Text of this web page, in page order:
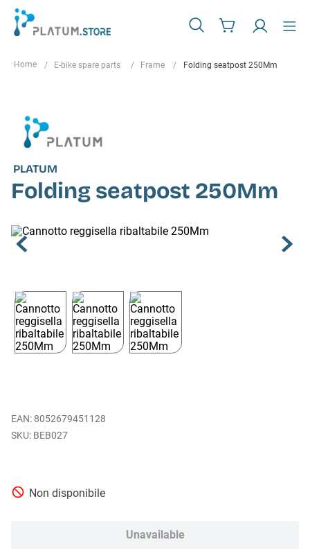
E-bike spare parts Frame Folding seatpost 250Mm
PLATUM
Folding seatpost 250Mm
EAN: 8052679451128
BEB027
Non disponibile
Unavailable